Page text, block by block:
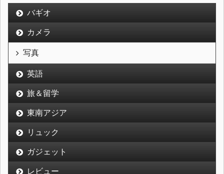
バギオ
カメラ
写真
英語
旅＆留学
東南アジア
リュック
ガジェット
レビュー